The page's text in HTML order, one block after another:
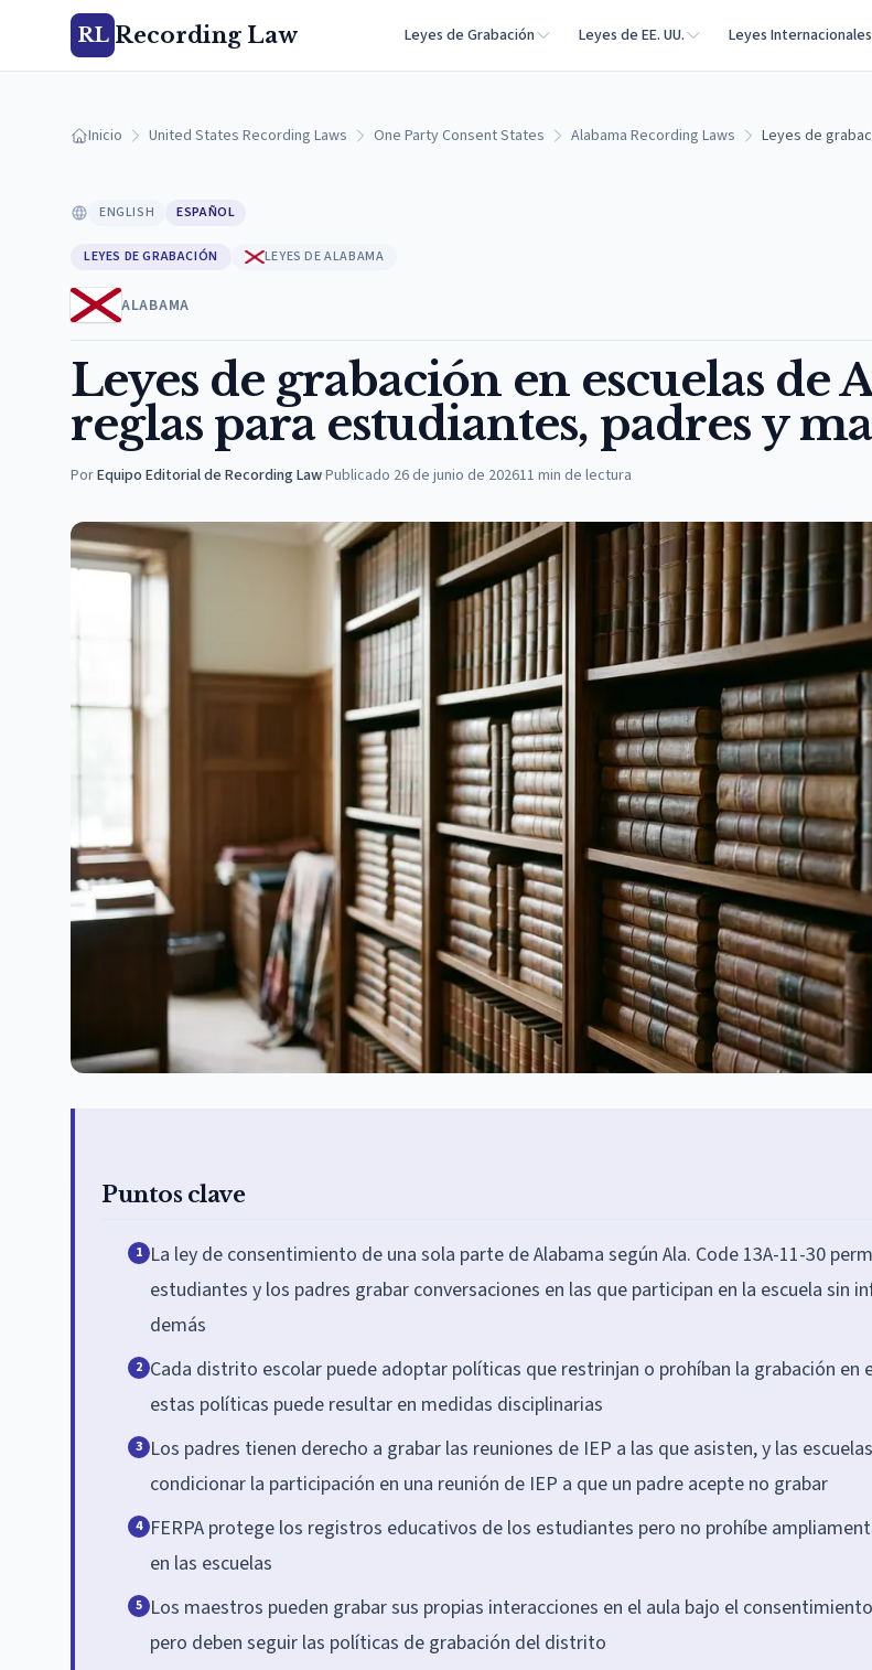
RL Recording Law Leyes de Grabación Leyes de EE. UU. Leyes Internacionales
Inicio United States Recording Laws One Party Consent States Alabama Recording Laws Leyes de
ENGLISH ESPAÑOL
LEYES DE GRABACIÓN LEYES DE ALABAMA
ALABAMA
Leyes de grabación en escuelas de
reglas para estudiantes, padres y
PorEquipo Editorial de Recording Law·Publicado 26 de junio de 202611 min de lectura
Puntos clave
1 La ley de consentimiento de una sola parte de Alabama según Ala. Code 13A-11-30
estudiantes y los padres grabar conversaciones en las que participan en la escuela sin
demás
2 Cada distrito escolar puede adoptar políticas que restrinjan o prohíban la grabación en
estas políticas puede resultar en medidas disciplinarias
3 Los padres tienen derecho a grabar las reuniones de IEP a las que asisten, y las
condicionar la participación en una reunión de IEP a que un padre acepte no grabar
4 FERPA protege los registros educativos de los estudiantes pero no prohíbe
en las escuelas
5 Los maestros pueden grabar sus propias interacciones en el aula bajo el
pero deben seguir las políticas de grabación del distrito